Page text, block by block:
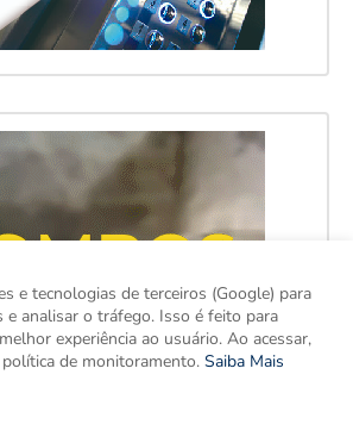
e tecnologias de terceiros (Google) para
e analisar o tráfego. Isso é feito para
experiência ao usuário. Ao acessar,
de monitoramento. Saiba Mais